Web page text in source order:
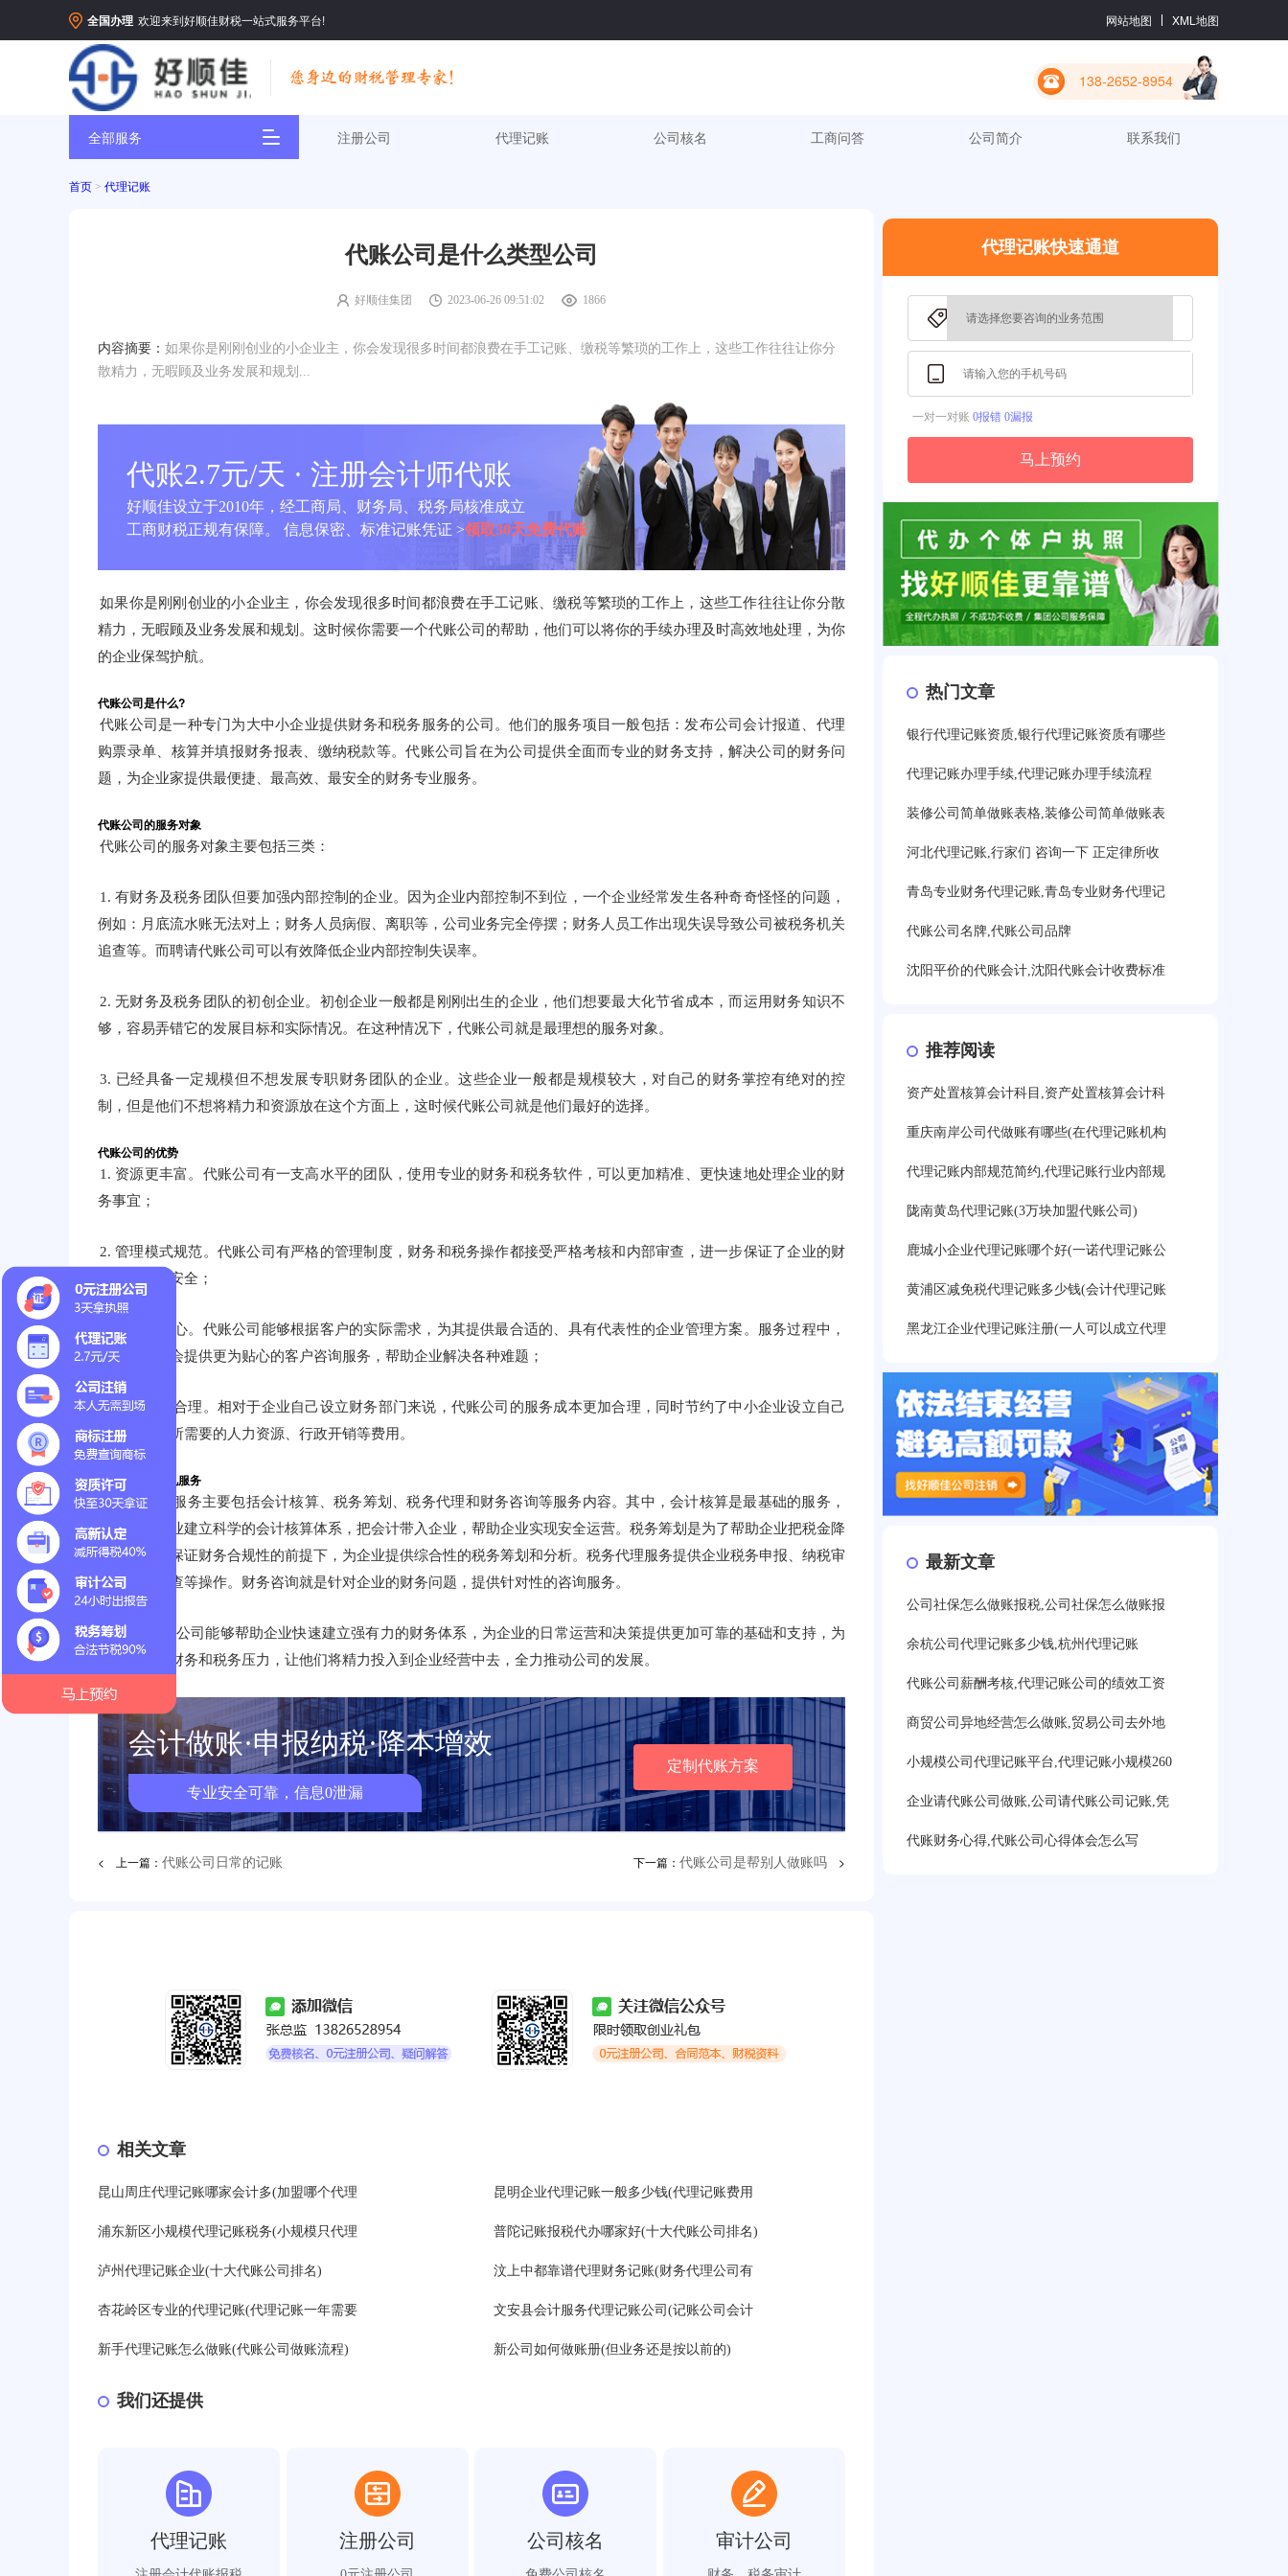
全国办理 欢迎来到好顺佳财税一站式服务平台! 网站地图 XML地图
138-2652-8954
全部服务 注册公司 代理记账 公司核名 工商问答 公司简介 联系我们
首页 > 代理记账
代账公司是什么类型公司
好顺佳集团 2023-06-26 09:51:02 1866
内容摘要： 如果你是刚刚创业的小企业主，你会发现很多时间都浪费在手工记账、缴税等繁琐的工作上，这些工作往往让你分
散精力，无暇顾及业务发展和规划...
代账2.7元/天 · 注册会计师代账
好顺佳设立于2010年，经工商局、财务局、税务局核准成立
工商财税正规有保障。 信息保密、标准记账凭证 >领取30天免费代账
如果你是刚刚创业的小企业主，你会发现很多时间都浪费在手工记账、缴税等繁琐的工作上，这些工作往往让你分散
精力，无暇顾及业务发展和规划。这时候你需要一个代账公司的帮助，他们可以将你的手续办理及时高效地处理，为你
的企业保驾护航。
代账公司是什么?
代账公司是一种专门为大中小企业提供财务和税务服务的公司。他们的服务项目一般包括：发布公司会计报道、代理
购票录单、核算并填报财务报表、缴纳税款等。代账公司旨在为公司提供全面而专业的财务支持，解决公司的财务问
题，为企业家提供最便捷、最高效、最安全的财务专业服务。
代账公司的服务对象
代账公司的服务对象主要包括三类：
1. 有财务及税务团队但要加强内部控制的企业。因为企业内部控制不到位，一个企业经常发生各种奇奇怪怪的问题，
例如：月底流水账无法对上；财务人员病假、离职等，公司业务完全停摆；财务人员工作出现失误导致公司被税务机关
追查等。而聘请代账公司可以有效降低企业内部控制失误率。
2. 无财务及税务团队的初创企业。初创企业一般都是刚刚出生的企业，他们想要最大化节省成本，而运用财务知识不
够，容易弄错它的发展目标和实际情况。在这种情况下，代账公司就是最理想的服务对象。
3. 已经具备一定规模但不想发展专职财务团队的企业。这些企业一般都是规模较大，对自己的财务掌控有绝对的控
制，但是他们不想将精力和资源放在这个方面上，这时候代账公司就是他们最好的选择。
代账公司的优势
1. 资源更丰富。代账公司有一支高水平的团队，使用专业的财务和税务软件，可以更加精准、更快速地处理企业的财
务事宜；
2. 管理模式规范。代账公司有严格的管理制度，财务和税务操作都接受严格考核和内部审查，进一步保证了企业的财
务和税务的安全；
3. 服务更贴心。代账公司能够根据客户的实际需求，为其提供最合适的、具有代表性的企业管理方案。服务过程中，
代账公司还会提供更为贴心的客户咨询服务，帮助企业解决各种难题；
4. 成本更为合理。相对于企业自己设立财务部门来说，代账公司的服务成本更加合理，同时节约了中小企业设立自己
的财务部门所需要的人力资源、行政开销等费用。
代账公司的常见服务
代账公司的服务主要包括会计核算、税务筹划、税务代理和财务咨询等服务内容。其中，会计核算是最基础的服务，
旨在辅助企业建立科学的会计核算体系，把会计带入企业，帮助企业实现安全运营。税务筹划是为了帮助企业把税金降
至最低，在保证财务合规性的前提下，为企业提供综合性的税务筹划和分析。税务代理服务提供企业税务申报、纳税审
计、税务调查等操作。财务咨询就是针对企业的财务问题，提供针对性的咨询服务。
总之， 代账公司能够帮助企业快速建立强有力的财务体系，为企业的日常运营和决策提供更加可靠的基础和支持，为
创业者减轻财务和税务压力，让他们将精力投入到企业经营中去，全力推动公司的发展。
会计做账·申报纳税·降本增效
专业安全可靠，信息0泄漏
定制代账方案
< 上一篇： 代账公司日常的记账 下一篇： 代账公司是帮别人做账吗 >
相关文章
昆山周庄代理记账哪家会计多(加盟哪个代理 昆明企业代理记账一般多少钱(代理记账费用
浦东新区小规模代理记账税务(小规模只代理 普陀记账报税代办哪家好(十大代账公司排名)
泸州代理记账企业(十大代账公司排名) 汶上中都靠谱代理财务记账(财务代理公司有
杏花岭区专业的代理记账(代理记账一年需要 文安县会计服务代理记账公司(记账公司会计
新手代理记账怎么做账(代账公司做账流程) 新公司如何做账册(但业务还是按以前的)
我们还提供
代理记账 注册公司 公司核名 审计公司
代理记账快速通道
一对一对账 0报错 0漏报
马上预约
热门文章
银行代理记账资质,银行代理记账资质有哪些
代理记账办理手续,代理记账办理手续流程
装修公司简单做账表格,装修公司简单做账表
河北代理记账,行家们 咨询一下 正定律所收
青岛专业财务代理记账,青岛专业财务代理记
代账公司名牌,代账公司品牌
沈阳平价的代账会计,沈阳代账会计收费标准
推荐阅读
资产处置核算会计科目,资产处置核算会计科
重庆南岸公司代做账有哪些(在代理记账机构
代理记账内部规范简约,代理记账行业内部规
陇南黄岛代理记账(3万块加盟代账公司)
鹿城小企业代理记账哪个好(一诺代理记账公
黄浦区减免税代理记账多少钱(会计代理记账
黑龙江企业代理记账注册(一人可以成立代理
最新文章
公司社保怎么做账报税,公司社保怎么做账报
余杭公司代理记账多少钱,杭州代理记账
代账公司薪酬考核,代理记账公司的绩效工资
商贸公司异地经营怎么做账,贸易公司去外地
小规模公司代理记账平台,代理记账小规模260
企业请代账公司做账,公司请代账公司记账,凭
代账财务心得,代账公司心得体会怎么写